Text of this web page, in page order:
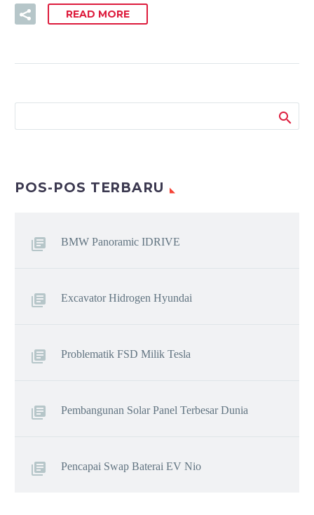
READ MORE
POS-POS TERBARU
BMW Panoramic IDRIVE
Excavator Hidrogen Hyundai
Problematik FSD Milik Tesla
Pembangunan Solar Panel Terbesar Dunia
Pencapai Swap Baterai EV Nio